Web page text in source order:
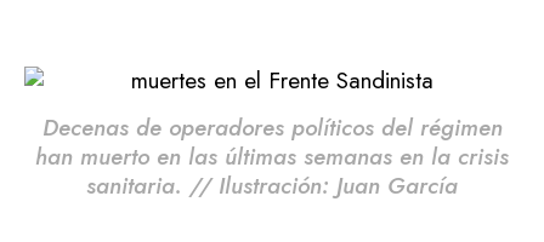
Decenas de operadores políticos del régimen
han muerto en las últimas semanas en la crisis
sanitaria. // Ilustración: Juan García